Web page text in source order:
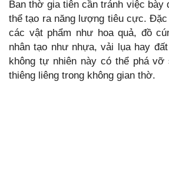
Ban thờ gia tiên cần tránh việc bày
thể tạo ra năng lượng tiêu cực.
các vật phẩm như hoa quả, đồ
nhân tạo như nhựa, vải lụa hay
không tự nhiên này có thể phá
thiêng liêng trong không gian thờ.